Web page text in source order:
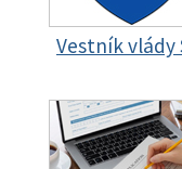
Vestník vlády